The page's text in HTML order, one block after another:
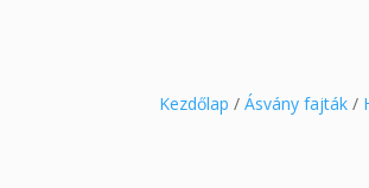
Kezdőlap /Ásvány fajták /